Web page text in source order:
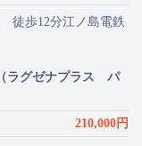
徒歩12分江ノ島電鉄
ラグゼナプラス パ
210,000円